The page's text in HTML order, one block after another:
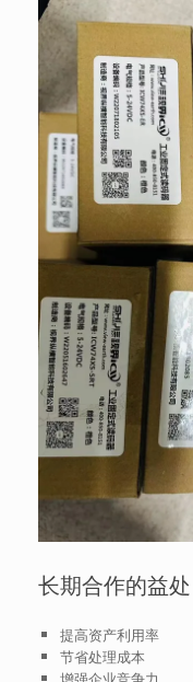
长期合作的益处
提高资产利用率
节省处理成本